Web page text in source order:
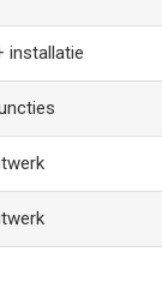
installatie